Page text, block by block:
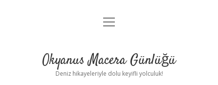
Anasayfa
Yasal Uyarı
menüyü
Okyanus Macera Günlüğü
Deniz hikayeleriyle dolu keyifli yolculuk!